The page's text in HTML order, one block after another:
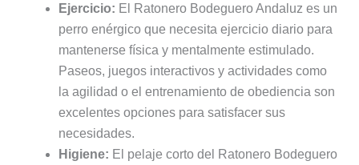
Ejercicio: El Ratonero Bodeguero Andaluz es un
perro enérgico que necesita ejercicio diario para
mantenerse física y mentalmente estimulado.
Paseos, juegos interactivos y actividades como
la agilidad o el entrenamiento de obediencia son
excelentes opciones para satisfacer sus
necesidades.
Higiene: El pelaje corto del Ratonero Bodeguero